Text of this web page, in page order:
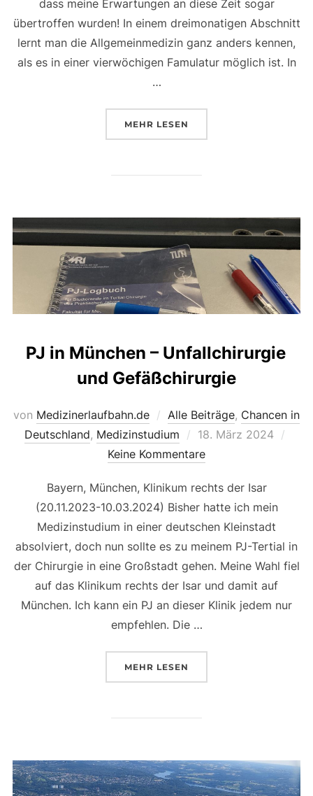
dass meine Erwartungen an diese Zeit sogar
übertroffen wurden! In einem dreimonatigen Abschnitt
lernt man die Allgemeinmedizin ganz anders kennen,
als es in einer vierwöchigen Famulatur möglich ist. In
…
MEHR ÜBER „PJ IN RHEINZABERN –
LESEN
PJ in München – Unfallchirurgie
und Gefäßchirurgie
von Medizinerlaufbahn.de Alle Beiträge, Chancen in
Deutschland, Medizinstudium
Veröffentlicht
am
18. März 2024
Keine Kommentare
Bayern, München, Klinikum rechts der Isar
(20.11.2023-10.03.2024) Bisher hatte ich mein
Medizinstudium in einer deutschen Kleinstadt
absolviert, doch nun sollte es zu meinem PJ-Tertial in
der Chirurgie in eine Großstadt gehen. Meine Wahl fiel
auf das Klinikum rechts der Isar und damit auf
München. Ich kann ein PJ an dieser Klinik jedem nur
empfehlen. Die …
MEHR ÜBER „PJ IN MÜNCHEN –
LESEN